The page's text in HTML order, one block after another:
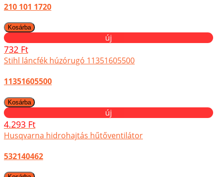
210 101 1720
új
732 Ft
Stihl láncfék húzórugó 11351605500
11351605500
új
4.293 Ft
Husqvarna hidrohajtás hűtőventilátor
532140462